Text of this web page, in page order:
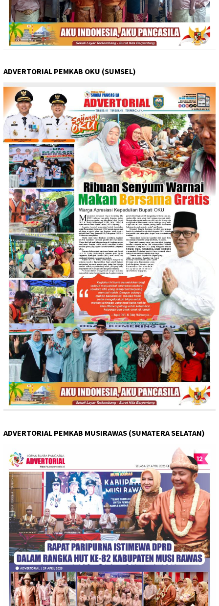
ADVERTORIAL PEMKAB OKU (SUMSEL)
ADVERTORIAL PEMKAB MUSIRAWAS (SUMATERA SELATAN)